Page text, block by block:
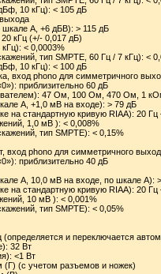
10 кГц): < 105 дБ
A, +6 дБВ): > 115 дБ
кГц (+/- 0,017 дБ)
< 0,0003%
тип SMPTE, 60 Гц / 7 кГц): <
10 кГц): < 100 дБ
вход phono для симметричного
приблизительно 60 дБ
47 Ом, 100 Ом, 470 Ом, 1
A, +1,0 мВ на входе): > 79 дБ
на стандартную кривую RIAA): 20
1,0 мВ ): < 0,008%
тип SMPTE): < 0,15%
вход phono для симметричного
приблизительно 40 дБ
А, 10,0 мВ на входе, по шкале А):
на стандартную кривую RIAA): 20
10 мВ ): < 0,001%
тип SMPTE): < 0,05%
и переключается
32 Вт
<1 Вт
(с учетом разъемов и ножек)